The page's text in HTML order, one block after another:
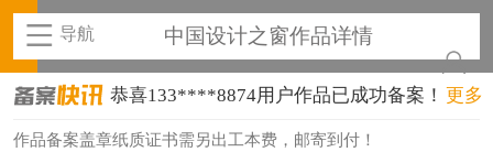
导航 中国设计之窗作品详情
恭喜133****8874用户作品已成功备案！
恭喜138****8638用户作品已成功备案！
更多
作品备案盖章纸质证书需另出工本费，邮寄到付！